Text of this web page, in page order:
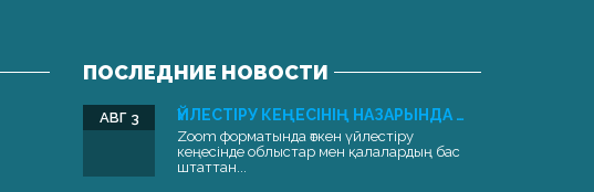
ПОСЛЕДНИЕ НОВОСТИ
ҮЙЛЕСТІРУ КЕҢЕСІНІҢ НАЗАРЫНДА …
АВГ 3
Zoom форматында өткен үйлестіру
кеңесінде облыстар мен қалалардың бас
штаттан...